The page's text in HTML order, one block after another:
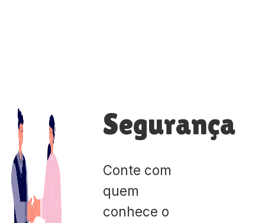
Segurança
Conte com
quem
conhece o